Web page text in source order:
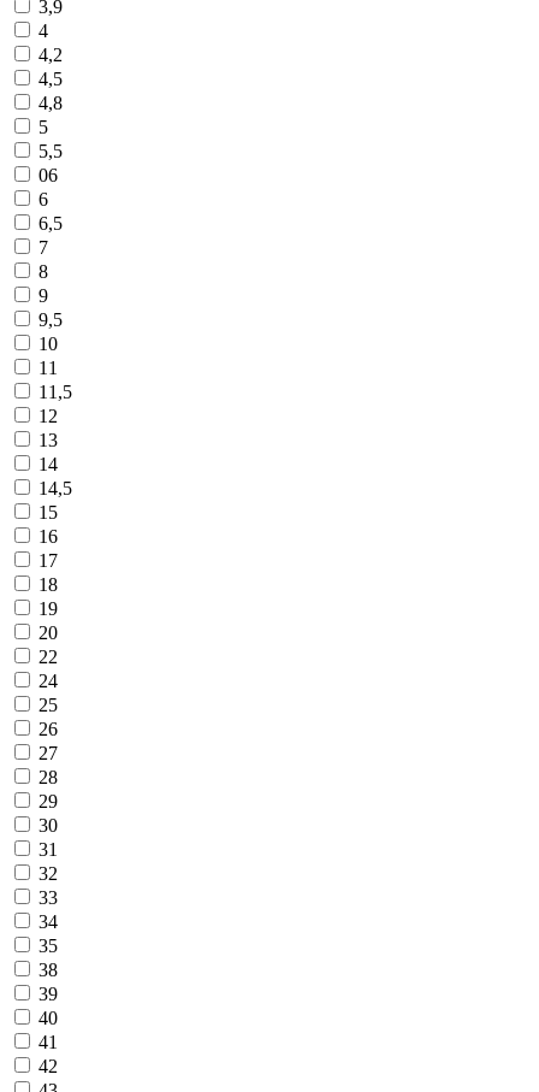
3,9
4
4,2
4,5
4,8
5
5,5
06
6
6,5
7
8
9
9,5
10
11
11,5
12
13
14
14,5
15
16
17
18
19
20
22
24
25
26
27
28
29
30
31
32
33
34
35
38
39
40
41
42